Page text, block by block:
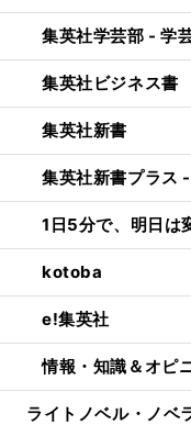
集英社学芸部 - 学
集英社ビジネス書
集英社新書
集英社新書プラス
1日5分で、明日
kotoba
e!集英社
情報・知識＆オピ
ライトノベル・ノベ